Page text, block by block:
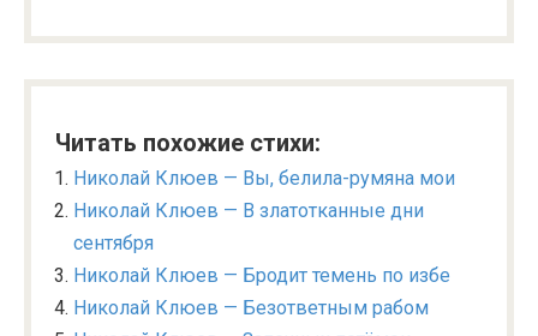
Читать похожие стихи:
Николай Клюев — Вы, белила-румяна мои
Николай Клюев — В златотканные дни
сентября
Николай Клюев — Бродит темень по избе
Николай Клюев — Безответным рабом